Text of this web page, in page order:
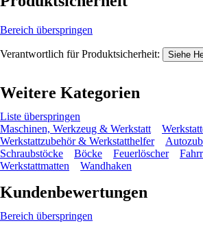
Bereich überspringen
Verantwortlich für Produktsicherheit: Siehe
Weitere Kategorien
Liste überspringen
Maschinen, Werkzeug & Werkstatt
Werkstattzubehör & Werkstatthelfer
Schraubstöcke
Böcke Feuerlöscher
Werkstattmatten
Wandhaken
Kundenbewertungen
Bereich überspringen